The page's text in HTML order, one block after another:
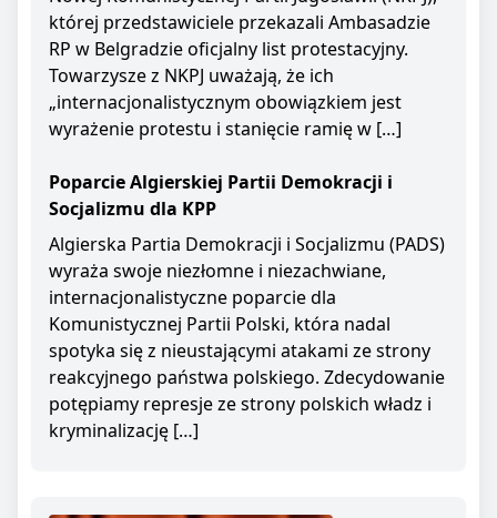
której przedstawiciele przekazali Ambasadzie
RP w Belgradzie oficjalny list protestacyjny.
Towarzysze z NKPJ uważają, że ich
„internacjonalistycznym obowiązkiem jest
wyrażenie protestu i stanięcie ramię w […]
Poparcie Algierskiej Partii Demokracji i
Socjalizmu dla KPP
Algierska Partia Demokracji i Socjalizmu (PADS)
wyraża swoje niezłomne i niezachwiane,
internacjonalistyczne poparcie dla
Komunistycznej Partii Polski, która nadal
spotyka się z nieustającymi atakami ze strony
reakcyjnego państwa polskiego. Zdecydowanie
potępiamy represje ze strony polskich władz i
kryminalizację […]